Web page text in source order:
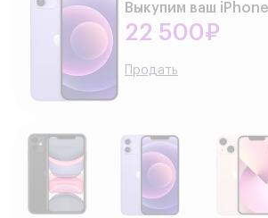
Выкупим ваш
22 500₽
Продать